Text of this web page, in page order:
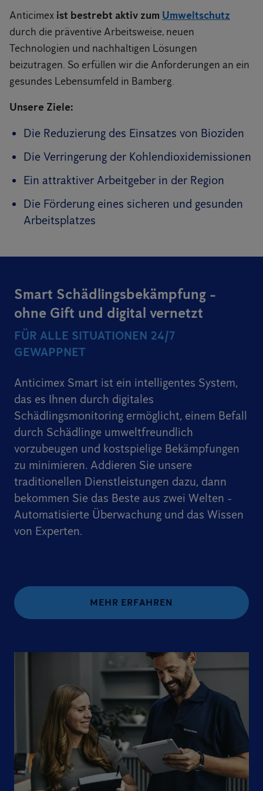
Anticimex ist bestrebt aktiv zum Umweltschutz
durch die präventive Arbeitsweise, neuen
Technologien und nachhaltigen Lösungen
beizutragen. So erfüllen wir die Anforderungen an ein
gesundes Lebensumfeld in Bamberg.
Unsere Ziele:
Die Reduzierung des Einsatzes von Bioziden
Die Verringerung der Kohlendioxidemissionen
Ein attraktiver Arbeitgeber in der Region
Die Förderung eines sicheren und gesunden
Arbeitsplatzes
Smart Schädlingsbekämpfung -
ohne Gift und digital vernetzt
FÜR ALLE SITUATIONEN 24/7
GEWAPPNET
Anticimex Smart ist ein intelligentes System,
das es Ihnen durch digitales
Schädlingsmonitoring ermöglicht, einem Befall
durch Schädlinge umweltfreundlich
vorzubeugen und kostspielige Bekämpfungen
zu minimieren. Addieren Sie unsere
traditionellen Dienstleistungen dazu, dann
bekommen Sie das Beste aus zwei Welten -
Automatisierte Überwachung und das Wissen
von Experten.
MEHR ERFAHREN